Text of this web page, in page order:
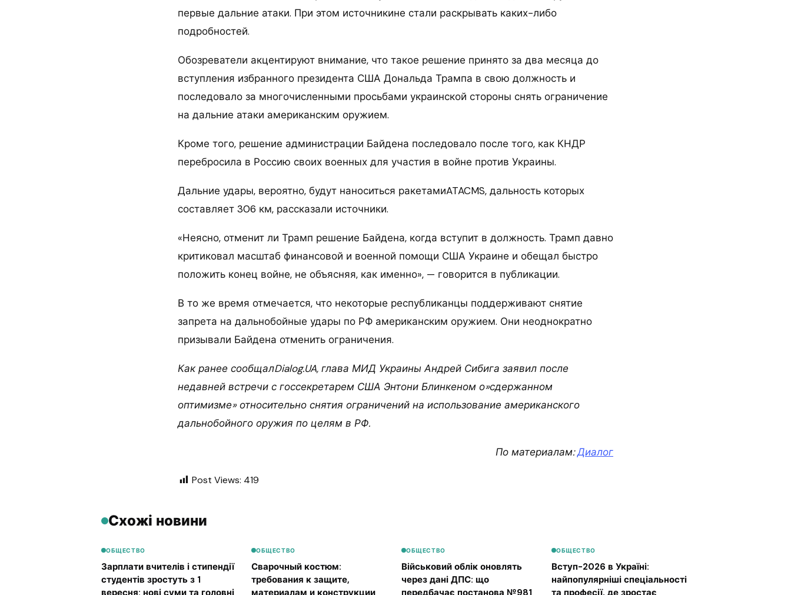
первые дальние атаки. При этом источникине стали раскрывать каких-либо
подробностей.
Обозреватели акцентируют внимание, что такое решение принято за два месяца до
вступления избранного президента США Дональда Трампа в свою должность и
последовало за многочисленными просьбами украинской стороны снять ограничение
на дальние атаки американским оружием.
Кроме того, решение администрации Байдена последовало после того, как КНДР
перебросила в Россию своих военных для участия в войне против Украины.
Дальние удары, вероятно, будут наноситься ракетамиATACMS, дальность которых
составляет 306 км, рассказали источники.
«Неясно, отменит ли Трамп решение Байдена, когда вступит в должность. Трамп давно
критиковал масштаб финансовой и военной помощи США Украине и обещал быстро
положить конец войне, не объясняя, как именно», — говорится в публикации.
В то же время отмечается, что некоторые республиканцы поддерживают снятие
запрета на дальнобойные удары по РФ американским оружием. Они неоднократно
призывали Байдена отменить ограничения.
Как ранее сообщалDialog.UA, глава МИД Украины Андрей Сибига заявил после
недавней встречи с госсекретарем США Энтони Блинкеном о»сдержанном
оптимизме» относительно снятия ограничений на использование американского
дальнобойного оружия по целям в РФ.
По материалам:Диалог
Post Views: 419
Схожі новини
ОБЩЕСТВО
Зарплати вчителів і стипендії
студентів зростуть з 1
вересня: нові суми та головні
ОБЩЕСТВО
Сварочный костюм:
требования к защите,
материалам и конструкции
ОБЩЕСТВО
Військовий облік оновлять
через дані ДПС: що
передбачає постанова №981
ОБЩЕСТВО
Вступ-2026 в Україні:
найпопулярніші спеціальності
та професії, де зростає